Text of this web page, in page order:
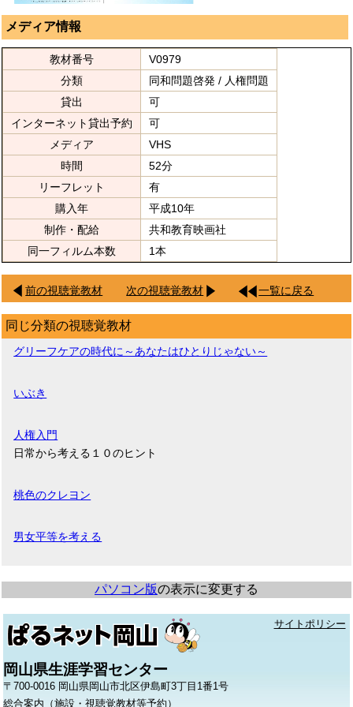
メディア情報
教材番号
V0979
分類
同和問題啓発 / 人権問題
貸出
可
インターネット貸出予約
可
メディア
VHS
時間
52分
リーフレット
有
購入年
平成10年
制作・配給
共和教育映画社
同一フィルム本数
1本
前の視聴覚教材 次の視聴覚教材 一覧に戻る
同じ分類の視聴覚教材
グリーフケアの時代に～あなたはひとりじゃない～
いぶき
人権入門
日常から考える１０のヒント
桃色のクレヨン
男女平等を考える
パソコン版の表示に変更する
サイトポリシー
岡山県生涯学習センター
〒700-0016 岡山県岡山市北区伊島町3丁目1番1号
総合案内（施設・視聴覚教材等予約）